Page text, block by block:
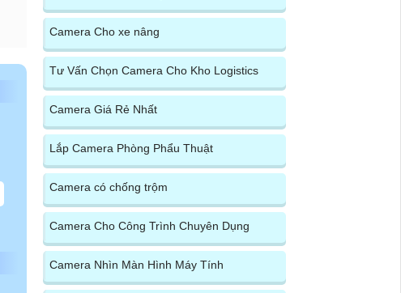
Camera Cho xe nâng
Tư Vấn Chọn Camera Cho Kho Logistics
Camera Giá Rẻ Nhất
Lắp Camera Phòng Phẩu Thuật
Camera có chống trộm
Camera Cho Công Trình Chuyên Dụng
Camera Nhìn Màn Hình Máy Tính